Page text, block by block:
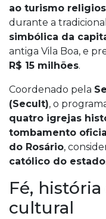
ao turismo
durante a
simbólica da
antiga Vila Boa, e
R$ 15 milhões.
Coordenado pela
(Secult), o
quatro igrejas
tombamento
do Rosário,
católico do estado
Fé,
cultural